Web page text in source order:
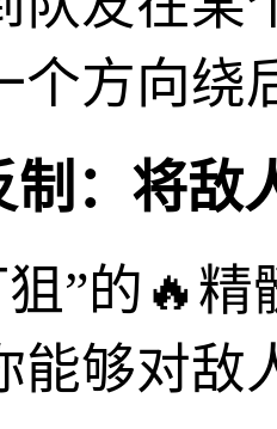
个方向绕
制：将敌
狙”的🔥
能够对敌